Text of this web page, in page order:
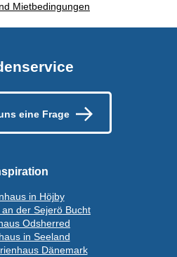
Mietbedingungen
eine Frage
in Höjby
der Sejerö Bucht
Odsherred
in Seeland
Dänemark